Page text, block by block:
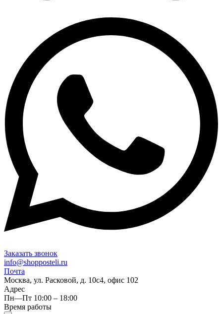
Заказать звонок
info@shopposteli.ru
Почта
Москва, ул. Расковой, д. 10с4, офис 102
Адрес
Пн—Пт 10:00 – 18:00
Время работы